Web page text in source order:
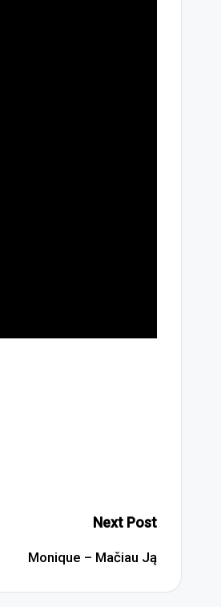
Next Post
Monique – Mačiau Ją